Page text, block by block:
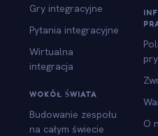
Gry integracyjne
Pytania integracyjne
Wirtualna
integracja
WOKÓŁ ŚWIATA
Budowanie zespołu
na całym świecie
O